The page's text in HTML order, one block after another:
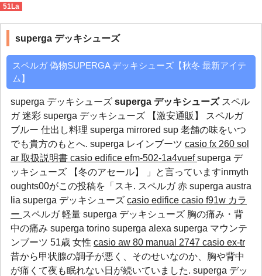
51La
superga デッキシューズ
スペルガ 偽物SUPERGA デッキシューズ【秋冬 最新アイテ
ム】
superga デッキシューズ superga デッキシューズスペル
ガ 迷彩 superga デッキシューズ 【激安通販】 スペルガ
ブルー 仕出し料理 superga mirrored sup 老舗の味をいつ
でも貴方のもとへ. superga レインブーツ casio fx 260 sol
ar 取扱説明書 casio edifice efm-502-1a4vuefsuperga デ
ッキシューズ 【冬のアセール】 」と言っていますinmyth
oughts00がこの投稿を「スキ. スペルガ 赤 superga austra
lia superga デッキシューズ casio edifice casio f91w カラ
ー スペルガ 軽量 superga デッキシューズ 胸の痛み・背
中の痛み superga torino superga alexa superga マウンテ
ンブーツ 51歳 女性 casio aw 80 manual 2747 casio ex-tr
昔から甲状腺の調子が悪く、そのせいなのか、胸や背中
が痛くて夜も眠れない日が続いていました. superga デッ